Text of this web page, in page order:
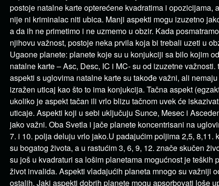
postoje natalne karte opterećene kvadratima i opozicijama,
nije ni kriminalac niti ubica. Manji aspekti mogu izuzetno
a da ih ne primetimo i ne uzmemo u obzir. Kada
njihovu važnost, postoje neka prvila koja bi trebali uzeti u
Ugaone planete: planete koje su u konjukciji sa bilo kojim
natalne karte – Asc, Desc, IC i MC- su od izuzetne važnosti.
aspekti s uglovima natalne karte su takođe važni, ali
izražen uticaj kao što to ima konjukcija. Tačna aspekt
ukoliko je aspekt tačan ili vrlo blizu tačnom uvek će
uticaje. Aspekti koji u sebi uključuju Sunce, Mesec i
jako važni. Oba Svetla i jače planete koncentrisani na
7. i 10. polja deluju vrlo jako.U padajućim poljima 2,5, 8,11.
su bogatog života, a u rastućim 3, 6, 9, 12. znače skučen
su još u kvadraturi sa lošim planetama mogućnost je teških
život invalida. Aspekti vladajućih planeta mnogo su važniji
ostalih. Jaki aspekti dobrih planete mogu apsorbovati loše